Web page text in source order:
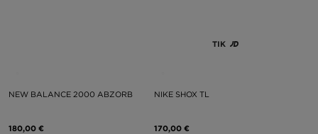
NEW BALANCE 2000 ABZORB
180,00 €
TIK
NIKE SHOX TL
170,00 €